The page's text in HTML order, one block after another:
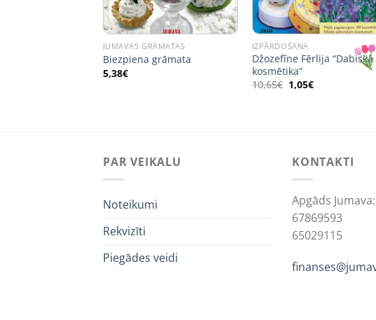
JUMAVAS GRĀMATAS
Biezpiena grāmata
5,38€
IZPĀRDOŠANA
Džozefīne Fērlija “Dabiskā
kosmētika”
10,65€ Original
1,05€Current
PAR VEIKALU
Noteikumi
Rekvizīti
Piegādes veidi
KONTAKTI
Apgāds Jumava:
67869593
65029115